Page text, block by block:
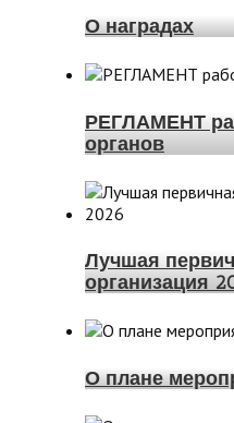
О наградах
РЕГЛАМЕНТ
органов
Лучшая
организация
О плане